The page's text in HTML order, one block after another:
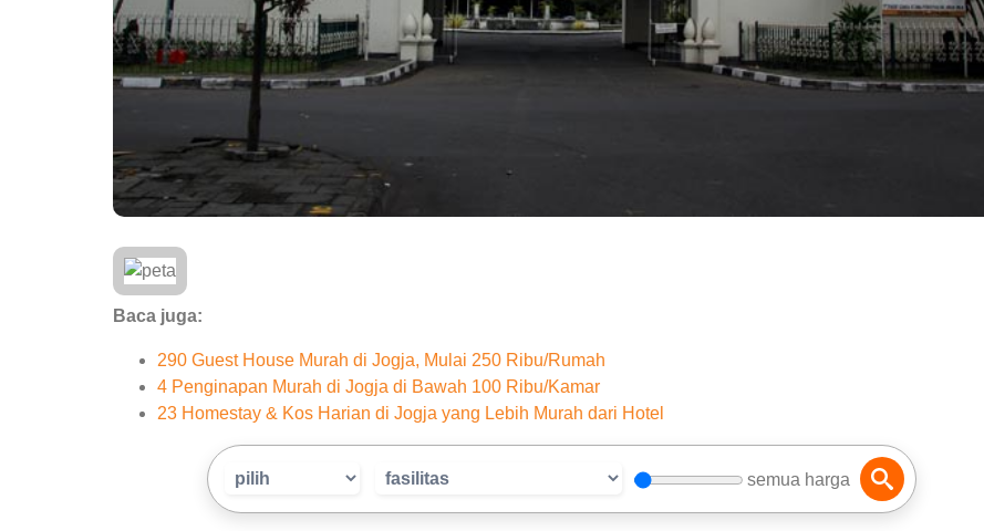
Baca juga:
290 Guest House Murah di Jogja, Mulai 250 Ribu/Rumah
4 Penginapan Murah di Jogja di Bawah 100 Ribu/Kamar
23 Homestay & Kos Harian di Jogja yang Lebih Murah dari Hotel
semua harga